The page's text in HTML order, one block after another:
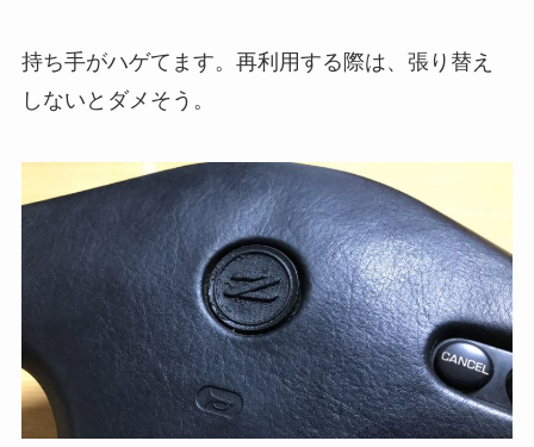
持ち手がハゲてます。再利用する際は、張り替え
しないとダメそう。